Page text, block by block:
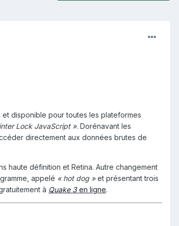
et disponible pour toutes les plateformes
Lock JavaScript ». Dorénavant les
directement aux données brutes de
haute définition et Retina. Autre changement
appelé « hot dog »et présentant trois
à Quake 3en ligne.